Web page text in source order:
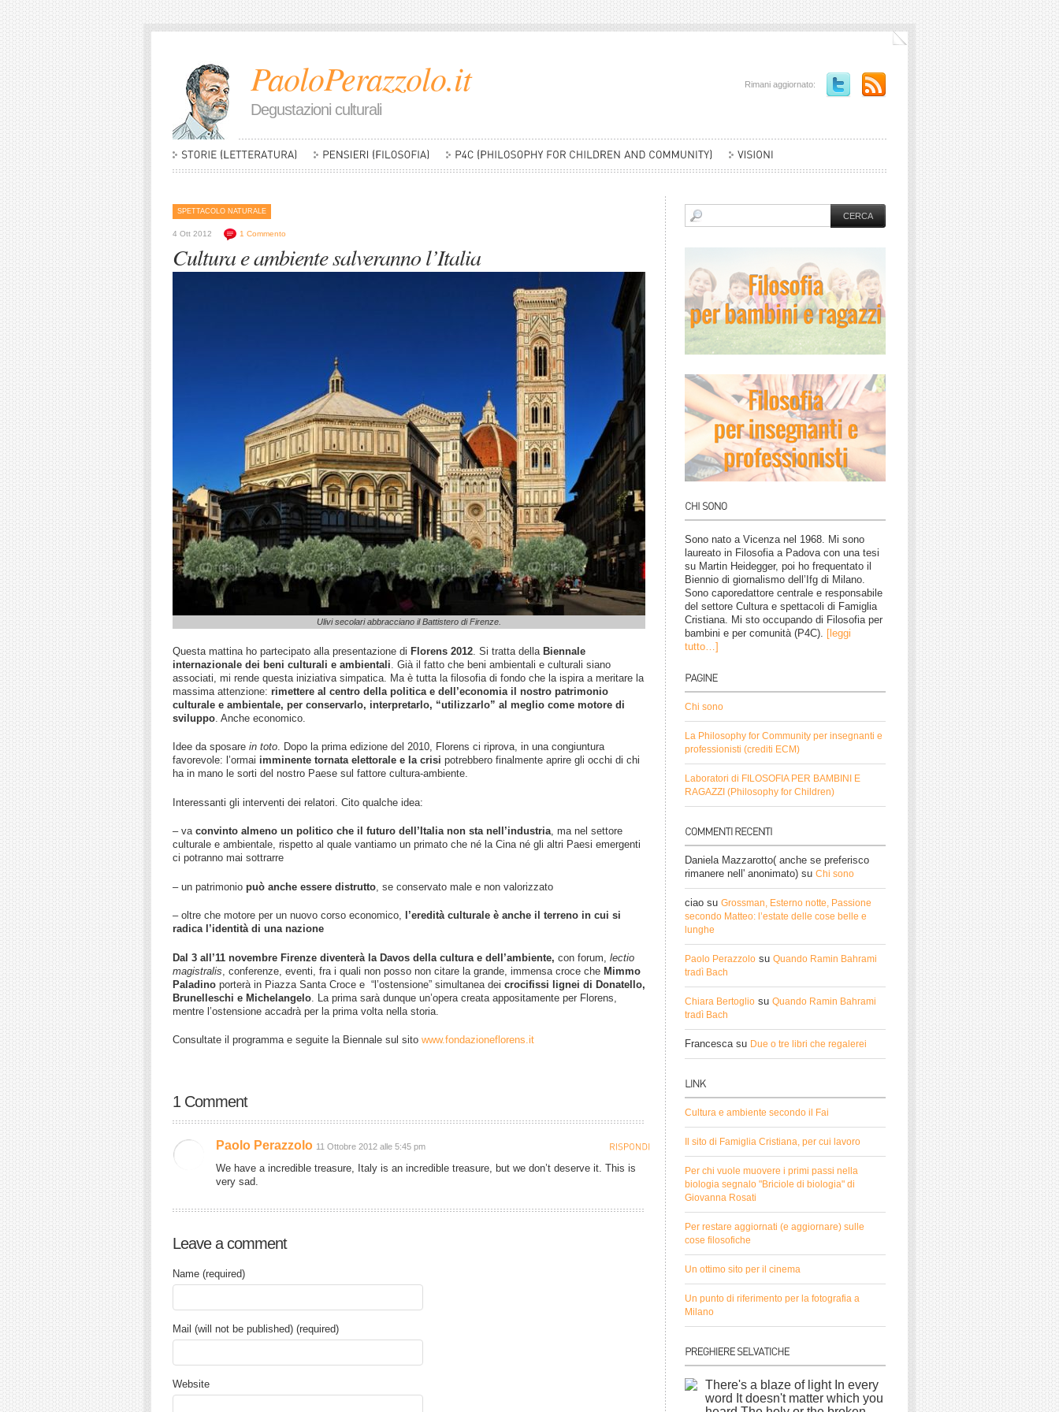
PaoloPerazzolo.it
Degustazioni culturali
Rimani aggiornato:
SPETTACOLO NATURALE
4 Ott 2012 1 Commento
Cultura e ambiente salveranno l’Italia
Ulivi secolari abbracciano il Battistero di Firenze.
Questa mattina ho partecipato alla presentazione di Florens 2012 . Si tratta della Biennale
internazionale dei beni culturali e ambientali . Già il fatto che beni ambientali e culturali siano
associati, mi rende questa iniziativa simpatica. Ma è tutta la filosofia di fondo che la ispira a meritare la
massima attenzione: rimettere al centro della politica e dell’economia il nostro patrimonio
culturale e ambientale, per conservarlo, interpretarlo, “utilizzarlo” al meglio come motore di
sviluppo . Anche economico.
Idee da sposare in toto. Dopo la prima edizione del 2010, Florens ci riprova, in una congiuntura
favorevole: l’ormai imminente tornata elettorale e la crisi potrebbero finalmente aprire gli occhi di chi
ha in mano le sorti del nostro Paese sul fattore cultura-ambiente.
Interessanti gli interventi dei relatori. Cito qualche idea:
– vaconvinto almeno un politico che il futuro dell’Italia non sta nell’industria, ma nel settore
culturale e ambientale, rispetto al quale vantiamo un primato che né la Cina né gli altri Paesi emergenti
ci potranno mai sottrarre
– un patrimonio può anche essere distrutto , se conservato male e non valorizzato
– oltre che motore per un nuovo corso economico, l’eredità culturale è anche il terreno in cui si
radica l’identità di una nazione
Dal 3 all’11 novembre Firenze diventerà la Davos della cultura e dell’ambiente, con forum, lectio
magistralis , conferenze, eventi, fra i quali non posso non citare la grande, immensa croce che Mimmo
Paladino porterà in Piazza Santa Croce e “l’ostensione” simultanea dei crocifissi lignei di Donatello,
Brunelleschi e Michelangelo . La prima sarà dunque un’opera creata appositamente per Florens,
mentre l’ostensione accadrà per la prima volta nella storia.
Consultate il programma e seguite la Biennale sul sito www.fondazioneflorens.it
1 Comment
Paolo Perazzolo 11 Ottobre 2012 alle 5:45 pm
We have a incredible treasure, Italy is an incredible treasure, but we don’t deserve it. This is
very sad.
Leave a comment
Name (required)
Mail (will not be published) (required)
Website
Sono nato a Vicenza nel 1968. Mi sono
laureato in Filosofia a Padova con una tesi
su Martin Heidegger, poi ho frequentato il
Biennio di giornalismo dell’Ifg di Milano.
Sono caporedattore centrale e responsabile
del settore Cultura e spettacoli di Famiglia
Cristiana. Mi sto occupando di Filosofia per
bambini e per comunità (P4C). [leggi
tutto…]
Chi sono
La Philosophy for Community per insegnanti e
professionisti (crediti ECM)
Laboratori di FILOSOFIA PER BAMBINI E
RAGAZZI (Philosophy for Children)
Daniela Mazzarotto( anche se preferisco
rimanere nell' anonimato) su Chi sono
ciao su Grossman, Esterno notte, Passione
secondo Matteo: l’estate delle cose belle e
lunghe
Paolo Perazzolo su Quando Ramin Bahrami
tradì Bach
Chiara Bertoglio su Quando Ramin Bahrami
tradì Bach
Francescasu Due o tre libri che regalerei
Cultura e ambiente secondo il Fai
Il sito di Famiglia Cristiana, per cui lavoro
Per chi vuole muovere i primi passi nella
biologia segnalo "Briciole di biologia" di
Giovanna Rosati
Per restare aggiornati (e aggiornare) sulle
cose filosofiche
Un ottimo sito per il cinema
Un punto di riferimento per la fotografia a
Milano
There's a blaze of light In every
word It doesn't matter which you